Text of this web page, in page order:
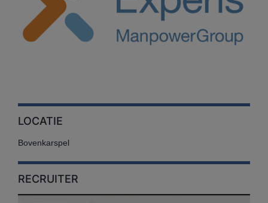
LOCATIE
Bovenkarspel
RECRUITER